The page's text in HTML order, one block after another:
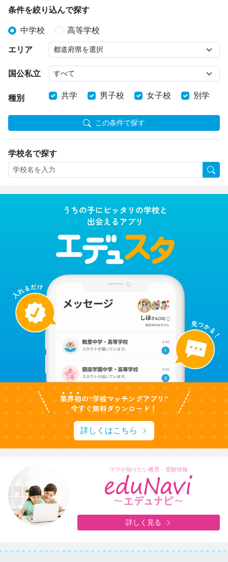
条件を絞り込んで探す
中学校 高等学校
エリア
国公私立
種別 共学 男子校 女子校 別学
この条件で探す
学校名で探す
詳しくはこちら
ママが知りたい教育・受験情報
詳しく見る